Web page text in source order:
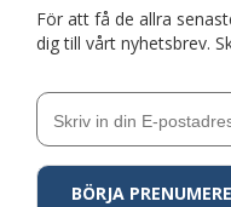
För att få de allra
dig till vårt nyhetsbrev.